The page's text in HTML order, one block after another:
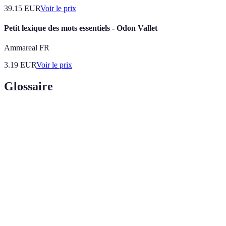
39.15 EURVoir le prix
Petit lexique des mots essentiels - Odon Vallet
Ammareal FR
3.19 EURVoir le prix
Glossaire